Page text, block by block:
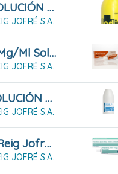
IODINA 10% SOLUCIÓN 125 ML
JOFRÉ S.A.
Menalmina 10 Mg/ml Solución Cutánea
JOFRÉ S.A.
OXIMEN 3% SOLUCIÓN CUTÁNEA (250ml)
JOFRÉ S.A.
Vaselina Pura Reig Jofre Pomada (18g)
JOFRÉ S.A.